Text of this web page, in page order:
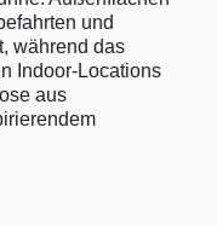
und
während das
Indoor-Locations
aus